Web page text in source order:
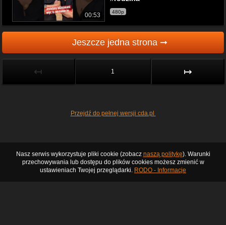
00:53 480p
Jeszcze jedna strona ➞
↤ 1 ↦
Przejdź do pełnej wersji cda.pl
Nasz serwis wykorzystuje pliki cookie (zobacz naszą politykę). Warunki
przechowywania lub dostępu do plików cookies możesz zmienić w
ustawieniach Twojej przeglądarki. RODO - Informacje